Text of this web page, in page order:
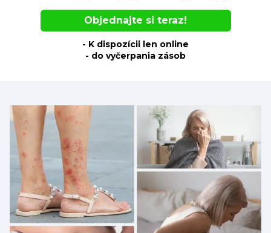
Objednajte si teraz!
- K dispozícii len online
- do vyčerpania zásob